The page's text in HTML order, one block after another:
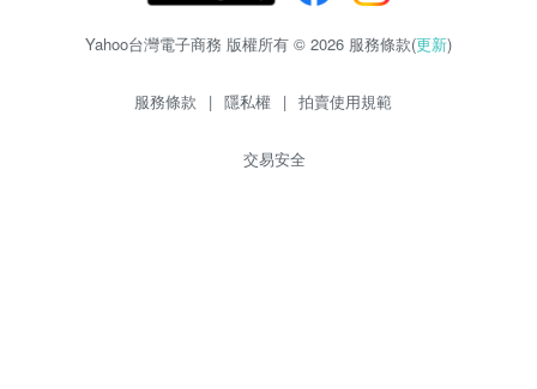
Yahoo台灣電子商務 版權所有 © 2026 服務條款(更新)
服務條款 | 隱私權 | 拍賣使用規範
交易安全